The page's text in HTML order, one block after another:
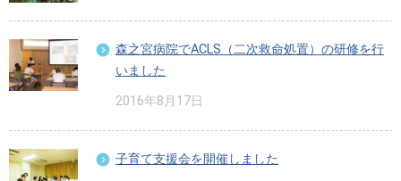
森之宮病院でACLS（二次救命処置）の研修を行
いました
2016年8月17日
子育て支援会を開催しました